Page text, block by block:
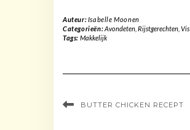
Auteur:Isabelle Moonen
Categorieën:Avondeten, Rijstgerechten, Vis
Tags: Makkelijk
BUTTER CHICKEN RECEPT